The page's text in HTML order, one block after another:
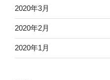
2020年3月
2020年2月
2020年1月